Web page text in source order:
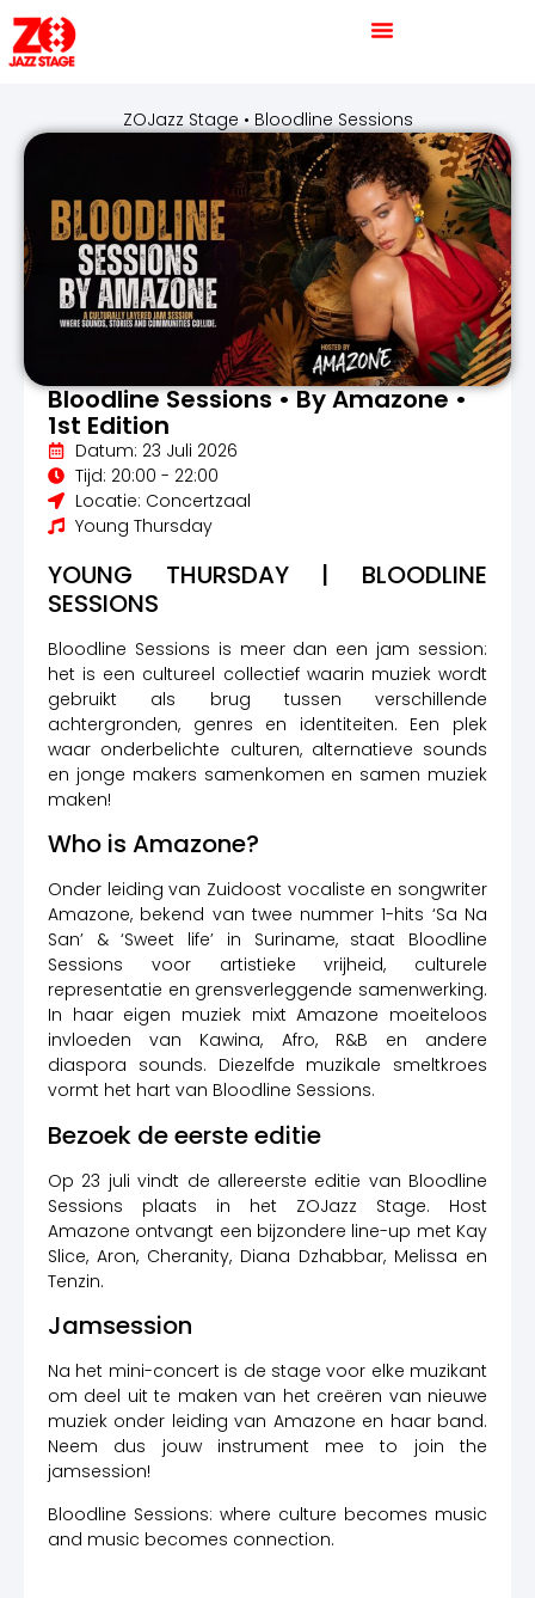
ZOJazz Stage • Bloodline Sessions
Bloodline Sessions • By Amazone •
1st Edition
Datum: 23 Juli 2026
Tijd: 20:00 - 22:00
Locatie: Concertzaal
Young Thursday
YOUNG THURSDAY | BLOODLINE
SESSIONS
Bloodline Sessions is meer dan een jam session:
het is een cultureel collectief waarin muziek wordt
gebruikt als brug tussen verschillende
achtergronden, genres en identiteiten. Een plek
waar onderbelichte culturen, alternatieve sounds
en jonge makers samenkomen en samen muziek
maken!
Who is Amazone?
Onder leiding van Zuidoost vocaliste en songwriter
Amazone, bekend van twee nummer 1-hits ‘Sa Na
San’ & ‘Sweet life’ in Suriname, staat Bloodline
Sessions voor artistieke vrijheid, culturele
representatie en grensverleggende samenwerking.
In haar eigen muziek mixt Amazone moeiteloos
invloeden van Kawina, Afro, R&B en andere
diaspora sounds. Diezelfde muzikale smeltkroes
vormt het hart van Bloodline Sessions.
Bezoek de eerste editie
Op 23 juli vindt de allereerste editie van Bloodline
Sessions plaats in het ZOJazz Stage. Host
Amazone ontvangt een bijzondere line-up met Kay
Slice, Aron, Cheranity, Diana Dzhabbar, Melissa en
Tenzin.
Jamsession
Na het mini-concert is de stage voor elke muzikant
om deel uit te maken van het creëren van nieuwe
muziek onder leiding van Amazone en haar band.
Neem dus jouw instrument mee to join the
jamsession!
Bloodline Sessions: where culture becomes music
and music becomes connection.